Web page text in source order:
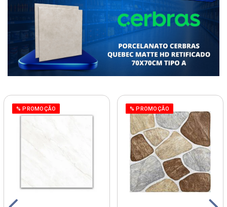
% PROMOÇÃO % PROMOÇÃO